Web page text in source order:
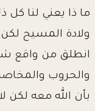
ما ذا يعني لنا كل
ولادة المسيح
انطلق من واقع
والحروب
بأن الله معه لكن